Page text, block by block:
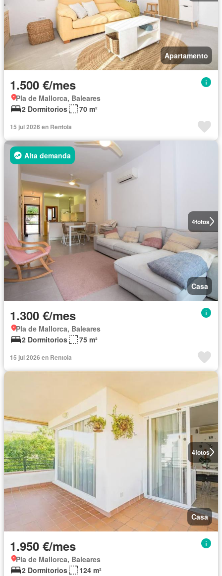
Apartamento
1.500 €/mes
Pla de Mallorca, Baleares
2 Dormitorios
70 m²
15 jul 2026 en Rentola
4fotos
Alta demanda
Casa
1.300 €/mes
Pla de Mallorca, Baleares
2 Dormitorios
75 m²
15 jul 2026 en Rentola
4fotos
Casa
1.950 €/mes
Pla de Mallorca, Baleares
2 Dormitorios
124 m²